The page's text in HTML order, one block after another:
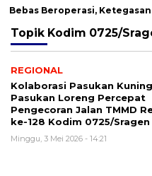
Beroperasi, Ketegasan
Topik Kodim 0725/
REGIONAL
Kolaborasi Pasukan
Pasukan Loreng Percepat
Pengecoran Jalan TMMD
ke-128 Kodim 0725/Sragen
Minggu, 3 Mei 2026 - 14:21